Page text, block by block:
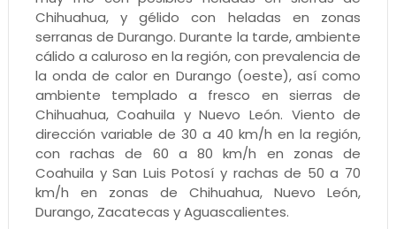
Chihuahua, y gélido con heladas en zonas
serranas de Durango. Durante la tarde, ambiente
cálido a caluroso en la región, con prevalencia de
la onda de calor en Durango (oeste), así como
ambiente templado a fresco en sierras de
Chihuahua, Coahuila y Nuevo León. Viento de
dirección variable de 30 a 40 km/h en la región,
con rachas de 60 a 80 km/h en zonas de
Coahuila y San Luis Potosí y rachas de 50 a 70
km/h en zonas de Chihuahua, Nuevo León,
Durango, Zacatecas y Aguascalientes.